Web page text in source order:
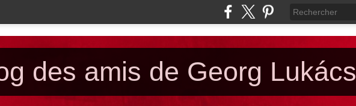
des amis de Georg Lukács